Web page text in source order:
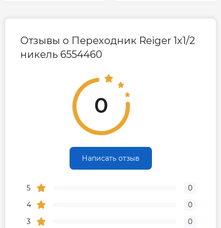
Отзывы о Переходник Reiger 1х1/2
никель 6554460
0
Написать отзыв
5
0
4
0
3
0